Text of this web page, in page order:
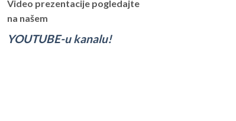
Video prezentacije pogledajte
na našem
YOUTUBE-u kanalu!